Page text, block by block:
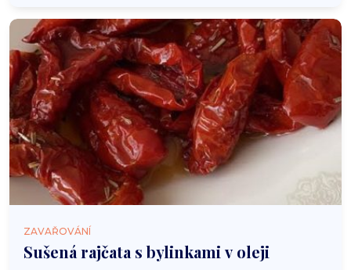
ZAVAŘOVÁNÍ
Sušená rajčata s bylinkami v oleji